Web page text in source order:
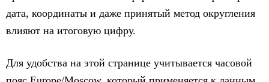
дата, координаты и даже принятый метод округления
влияют на итоговую цифру.
Для удобства на этой странице учитывается часовой